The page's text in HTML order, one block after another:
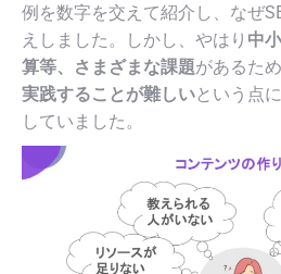
例を数字を交えて紹介し、なぜ
えしました。しかし、やはり 中
算等、さまざまな課題があるた
実践することが難しいという点
していました。